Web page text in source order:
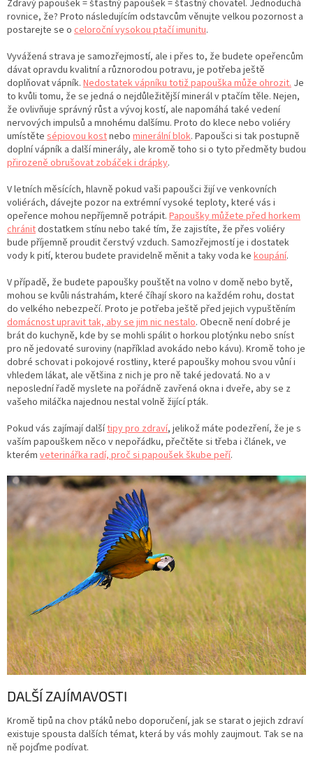
Zdravý papoušek = šťastný papoušek = šťastný chovatel. Jednoduchá
rovnice, že? Proto následujícím odstavcům věnujte velkou pozornost a
postarejte se o celoroční vysokou ptačí imunitu.
Vyvážená strava je samozřejmostí, ale i přes to, že budete opeřencům
dávat opravdu kvalitní a různorodou potravu, je potřeba ještě
doplňovat vápník. Nedostatek vápníku totiž papouška může ohrozit. Je
to kvůli tomu, že se jedná o nejdůležitější minerál v ptačím těle. Nejen,
že ovlivňuje správný růst a vývoj kostí, ale napomáhá také vedení
nervových impulsů a mnohému dalšímu. Proto do klece nebo voliéry
umístěte sépiovou kostnebo minerální blok. Papoušci si tak postupně
doplní vápník a další minerály, ale kromě toho si o tyto předměty budou
přirozeně obrušovat zobáček i drápky.
V letních měsících, hlavně pokud vaši papoušci žijí ve venkovních
voliérách, dávejte pozor na extrémní vysoké teploty, které vás i
opeřence mohou nepříjemně potrápit. Papoušky můžete před horkem
chránitdostatkem stínu nebo také tím, že zajistíte, že přes voliéry
bude příjemně proudit čerstvý vzduch. Samozřejmostí je i dostatek
vody k pití, kterou budete pravidelně měnit a taky voda ke koupání.
V případě, že budete papoušky pouštět na volno v domě nebo bytě,
mohou se kvůli nástrahám, které číhají skoro na každém rohu, dostat
do velkého nebezpečí. Proto je potřeba ještě před jejich vypuštěním
domácnost upravit tak, aby se jim nic nestalo. Obecně není dobré je
brát do kuchyně, kde by se mohli spálit o horkou plotýnku nebo sníst
pro ně jedovaté suroviny (například avokádo nebo kávu). Kromě toho je
dobré schovat i pokojové rostliny, které papoušky mohou svou vůní i
vhledem lákat, ale většina z nich je pro ně také jedovatá. No a v
neposlední řadě myslete na pořádně zavřená okna i dveře, aby se z
vašeho miláčka najednou nestal volně žijící pták.
Pokud vás zajímají dalšítipy pro zdraví, jelikož máte podezření, že je s
vaším papouškem něco v nepořádku, přečtěte si třeba i článek, ve
kterém veterinářka radí, proč si papoušek škube peří.
DALŠÍ ZAJÍMAVOSTI
Kromě tipů na chov ptáků nebo doporučení, jak se starat o jejich zdraví
existuje spousta dalších témat, která by vás mohly zaujmout. Tak se na
ně pojďme podívat.